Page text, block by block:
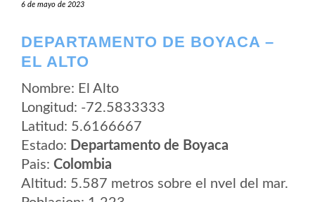
6 de mayo de 2023
DEPARTAMENTO DE BOYACA –
EL ALTO
Nombre: El Alto
Longitud: -72.5833333
Latitud: 5.6166667
Estado: Departamento de Boyaca
Pais: Colombia
Altitud: 5.587 metros sobre el nvel del mar.